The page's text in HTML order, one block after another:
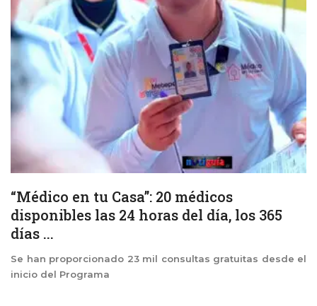
“Médico en tu Casa”: 20 médicos
disponibles las 24 horas del día, los 365
días ...
Se han proporcionado 23 mil consultas gratuitas desde el
inicio del Programa